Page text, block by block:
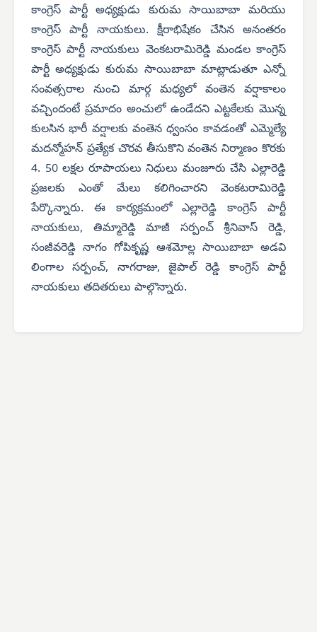
కాంగ్రెస్ పార్టీ అధ్యక్షుడు కురుమ సాయిబాబా మరియు
కాంగ్రెస్ పార్టీ నాయకులు. క్షీరాభిషేకం చేసిన అనంతరం
కాంగ్రెస్ పార్టీ నాయకులు వెంకటరామిరెడ్డి మండల కాంగ్రెస్
పార్టీ అధ్యక్షుడు కురుమ సాయిబాబా మాట్లాడుతూ ఎన్నో
సంవత్సరాల నుంచి మార్గ మధ్యలో వంతెన వర్షాకాలం
వచ్చిందంటే ప్రమాదం అంచులో ఉండేదని ఎట్టకేలకు మొన్న
కులసిన భారీ వర్షాలకు వంతెన ధ్వంసం కావడంతో ఎమ్మెల్యే
మదన్మోహన్ ప్రత్యేక చొరవ తీసుకొని వంతెన నిర్మాణం కొరకు
4. 50 లక్షల రూపాయలు నిధులు మంజూరు చేసి ఎల్లారెడ్డి
ప్రజలకు ఎంతో మేలు కలిగించారని వెంకటరామిరెడ్డి
పేర్కొన్నారు. ఈ కార్యక్రమంలో ఎల్లారెడ్డి కాంగ్రెస్ పార్టీ
నాయకులు, తిమ్మారెడ్డి మాజీ సర్పంచ్ శ్రీనివాస్ రెడ్డి,
సంజీవరెడ్డి నాగం గోపికృష్ణ ఆశమోల్ల సాయిబాబా అడవి
లింగాల సర్పంచ్, నాగరాజు, జైపాల్ రెడ్డి కాంగ్రెస్ పార్టీ
నాయకులు తదితరులు పాల్గొన్నారు.